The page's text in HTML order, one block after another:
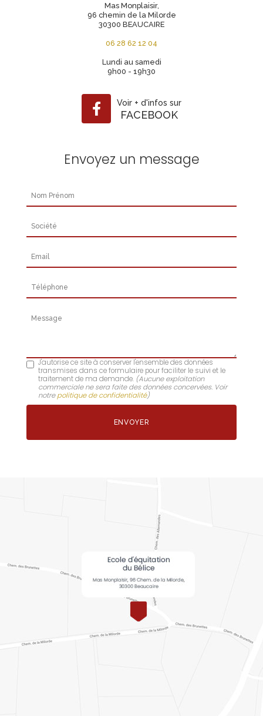
Mas Monplaisir,
96 chemin de la Milorde
30300 BEAUCAIRE
06 28 62 12 04
Lundi au samedi
9h00 - 19h30
Voir + d'infos sur
FACEBOOK
Envoyez un message
Nom Prénom
Société
Email
Téléphone
Message
J'autorise ce site à conserver l'ensemble des données
transmises dans ce formulaire pour faciliter le suivi et le
traitement de ma demande. (Aucune exploitation
commerciale ne sera faite des données concervées. Voir
notrepolitique de confidentialité)